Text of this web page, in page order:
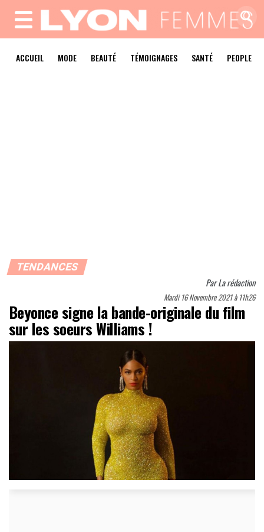
MENU
ACCUEIL MODE BEAUTÉ TÉMOIGNAGES SANTÉ PEOPLE
TENDANCES
ParLa rédaction
Mardi 16 Novembre 2021 à 11h26
Beyonce signe la bande-originale du film
sur les soeurs Williams !